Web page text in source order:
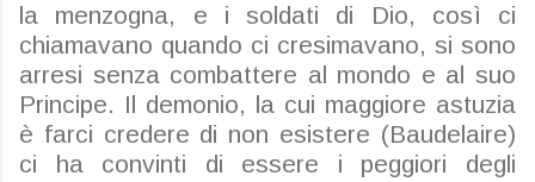
la menzogna, e i soldati di Dio, così ci
chiamavano quando ci cresimavano, si sono
arresi senza combattere al mondo e al suo
Principe. Il demonio, la cui maggiore astuzia
è farci credere di non esistere (Baudelaire)
ci ha convinti di essere i peggiori degli